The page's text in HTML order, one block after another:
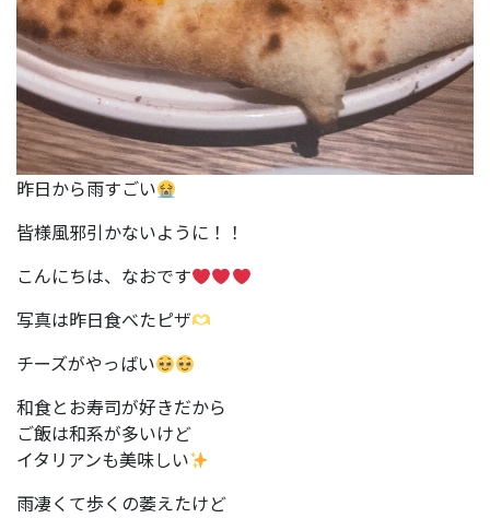
昨日から雨すごい
皆様風邪引かないように！！
こんにちは、なおです
写真は昨日食べたピザ
チーズがやっばい
和食とお寿司が好きだから
ご飯は和系が多いけど
イタリアンも美味しい
雨凄くて歩くの萎えたけど